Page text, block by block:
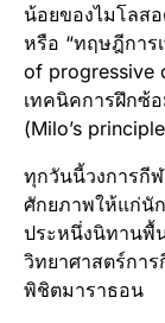
น้อยของไมโลส
หรือ “ทฤษฎีการ
of progressive
เทคนิคการฝึกซ้
(Milo’s
ทุกวันนี้วงการกี
ศักยภาพให้แก่นั
ประหนึ่งนิทานพื้
วิทยาศาสตร์กา
พิชิตมาราธอน